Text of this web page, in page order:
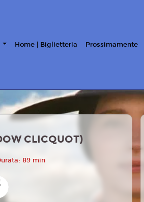
Home | Biglietteria Prossimamente
CLICQUOT)
89 min